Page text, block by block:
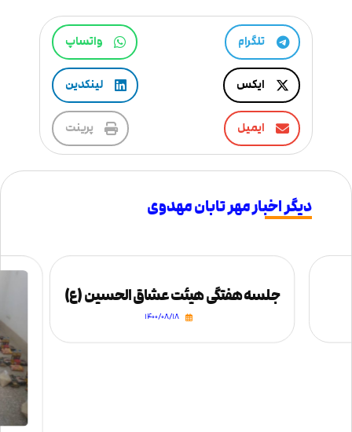
تلگرام واتساپ
ایکس لینکدین
ایمیل پرینت
دیگر اخبار مهر تابان مهدوی
جلسه هفتگی هیئت عشاق الحسین (ع)
۱۴۰۰/۰۸/۱۸